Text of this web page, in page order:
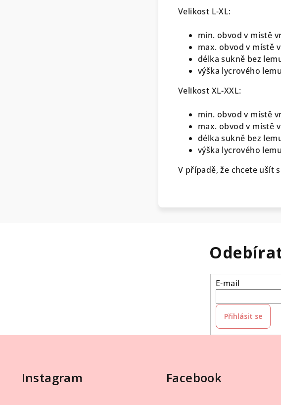
Velikost L-XL:
min. obvod v místě
max. obvod v místě
délka sukně bez
výška lycrového
Velikost XL-XXL:
min. obvod v místě
max. obvod v místě
délka sukně bez
výška lycrového
V případě, že chcete ušít
E-mail
Přihlásit se
Instagram Facebook